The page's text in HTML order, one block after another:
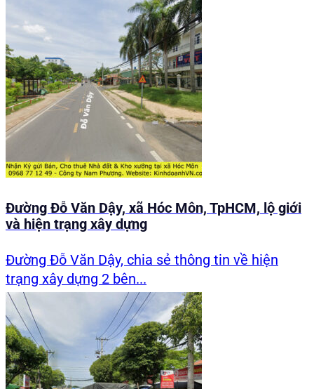
Đường Đỗ Văn Dậy, xã Hóc Môn, TpHCM, lộ giới
và hiện trạng xây dựng
Đường Đỗ Văn Dậy, chia sẻ thông tin về hiện
trạng xây dựng 2 bên...